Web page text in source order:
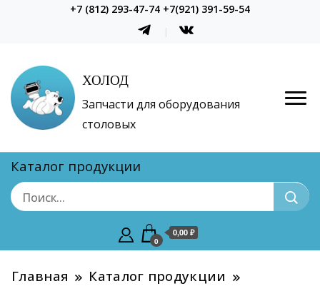
+7 (812) 293-47-74 +7(921) 391-59-54
ХОЛОД
Запчасти для оборудования
столовых
Каталог продукции
0
0,00 ₽
Главная
Каталог продукции